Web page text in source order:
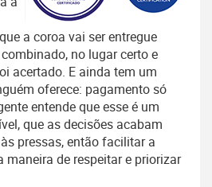
a coroa vai ser entregue
no lugar certo e
acertado. E ainda tem um
oferece: pagamento só
entende que esse é um
que as decisões acabam
pressas, então facilitar a
maneira de respeitar e priorizar